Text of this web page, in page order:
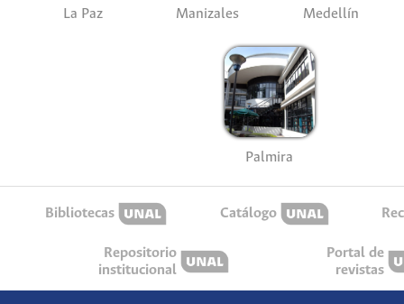
La Paz Manizales Medellín
Palmira
Bibliotecas Catálogo
Repositorio
institucional
Portal de
revistas